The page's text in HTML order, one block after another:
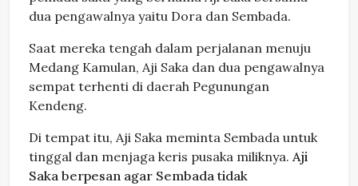
dua pengawalnya yaitu Dora dan Sembada.
Saat mereka tengah dalam perjalanan menuju
Medang Kamulan, Aji Saka dan dua pengawalnya
sempat terhenti di daerah Pegunungan
Kendeng.
Di tempat itu, Aji Saka meminta Sembada untuk
tinggal dan menjaga keris pusaka miliknya. Aji
Saka berpesan agar Sembada tidak